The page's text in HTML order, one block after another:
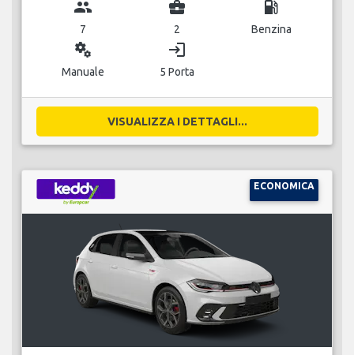
group
7
business_center
2
local_gas_station
Benzina
miscellaneous_services
Manuale
login
5 Porta
VISUALIZZA I DETTAGLI...
ECONOMICA